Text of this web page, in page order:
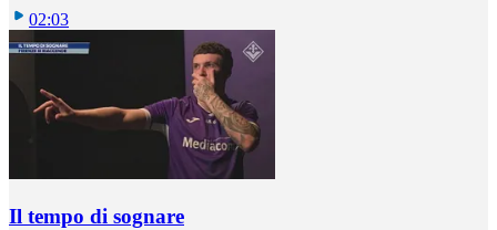
02:03
Il tempo di sognare